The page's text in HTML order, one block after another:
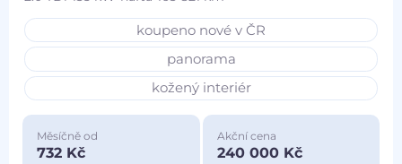
koupeno nové v ČR
panorama
kožený interiér
Měsíčně od
732 Kč
Akční cena
240 000 Kč